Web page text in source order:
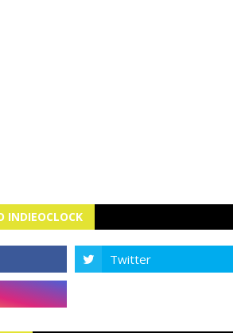
INDIEOCLOCK